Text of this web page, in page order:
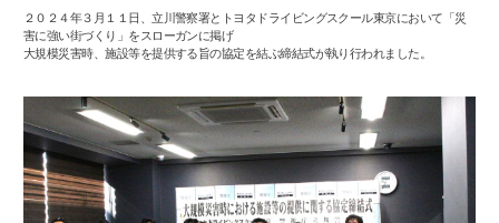
２０２４年３月１１日、立川警察署とトヨタドライビングスクール東京において 「災
害に強い街づくり」 をスローガンに掲げ
大規模災害時、施設等を提供する旨の協定を結ぶ締結式が執り行われました。